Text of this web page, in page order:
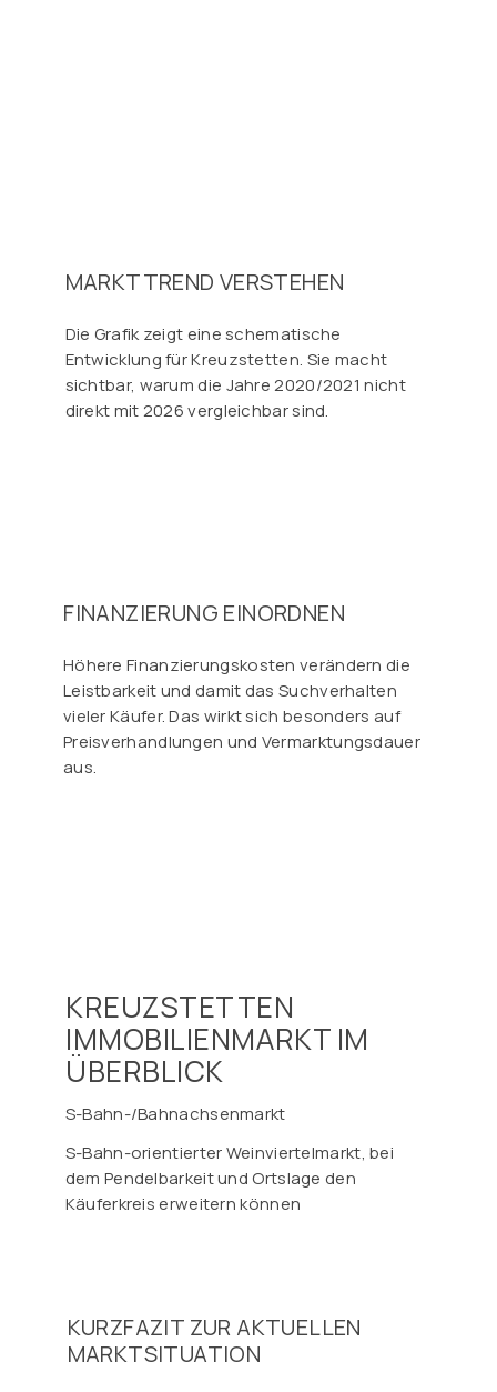
MARKTTREND VERSTEHEN
Die Grafik zeigt eine schematische
Entwicklung für Kreuzstetten. Sie macht
sichtbar, warum die Jahre 2020/2021 nicht
direkt mit 2026 vergleichbar sind.
FINANZIERUNG EINORDNEN
Höhere Finanzierungskosten verändern die
Leistbarkeit und damit das Suchverhalten
vieler Käufer. Das wirkt sich besonders auf
Preisverhandlungen und Vermarktungsdauer
aus.
KREUZSTETTEN
IMMOBILIENMARKT IM
ÜBERBLICK
S-Bahn-/Bahnachsenmarkt
S-Bahn-orientierter Weinviertelmarkt, bei
dem Pendelbarkeit und Ortslage den
Käuferkreis erweitern können
KURZFAZIT ZUR AKTUELLEN
MARKTSITUATION